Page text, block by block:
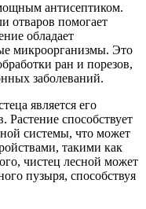
антисептиком.
отваров помогает
обладает
микроорганизмы. Это
ран и порезов,
заболеваний.
является его
Растение способствует
системы, что может
такими как
чистец лесной может
пузыря, способствуя